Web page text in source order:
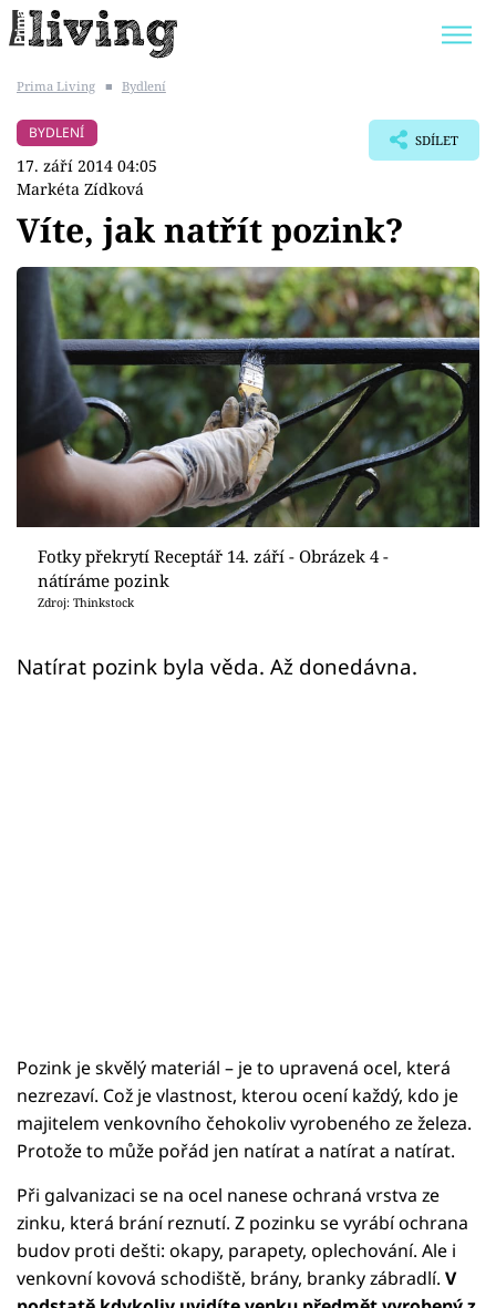
BYDLENÍ SLAVNÝCH
Témata
Bydlení
Zahrada
Design
Sledujte prima+
Přihlášení
Prima Living ■ Bydlení
BYDLENÍ
17. září 2014 04:05
Markéta Zídková
SDÍLET
Víte, jak natřít pozink?
Fotky překrytí Receptář 14. září - Obrázek 4 -
nátíráme pozink
Zdroj: Thinkstock
Natírat pozink byla věda. Až donedávna.
Pozink je skvělý materiál – je to upravená ocel, která
nezrezaví. Což je vlastnost, kterou ocení každý, kdo je
majitelem venkovního čehokoliv vyrobeného ze železa.
Protože to může pořád jen natírat a natírat a natírat.
Při galvanizaci se na ocel nanese ochraná vrstva ze
zinku, která brání reznutí. Z pozinku se vyrábí ochrana
budov proti dešti: okapy, parapety, oplechování. Ale i
venkovní kovová schodiště, brány, branky zábradlí. V